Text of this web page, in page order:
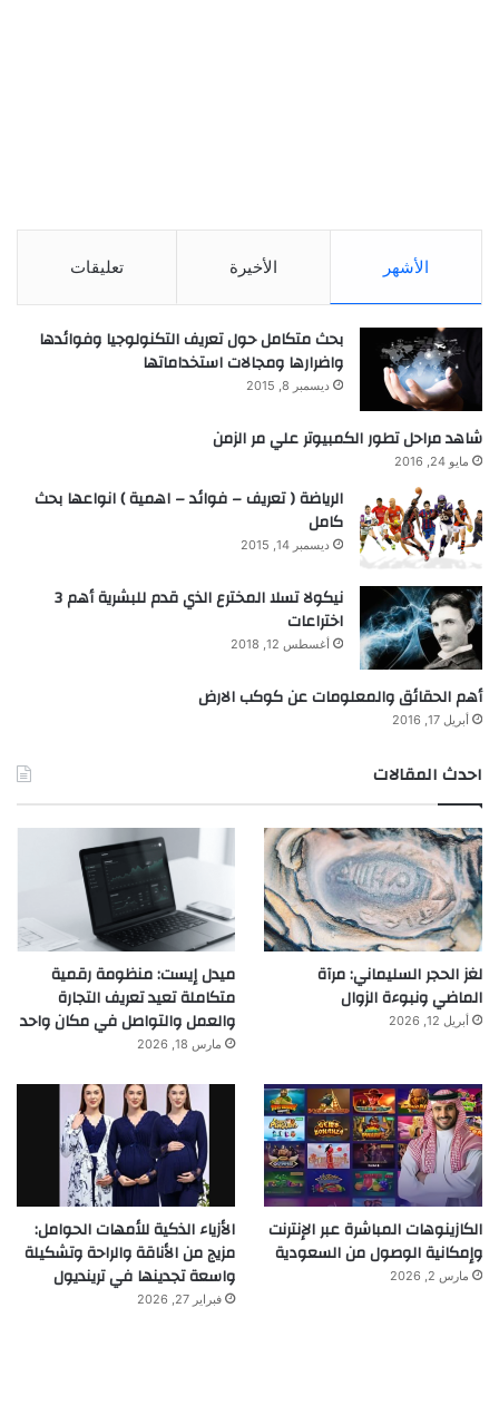
الأشهر الأخيرة تعليقات
بحث متكامل حول تعريف التكنولوجيا وفوائدها
واضرارها ومجالات استخداماتها
ديسمبر 8, 2015
شاهد مراحل تطور الكمبيوتر علي مر الزمن
مايو 24, 2016
الرياضة ( تعريف – فوائد – اهمية ) انواعها بحث
كامل
ديسمبر 14, 2015
نيكولا تسلا المخترع الذي قدم للبشرية أهم 3
اختراعات
أغسطس 12, 2018
أهم الحقائق والمعلومات عن كوكب الارض
أبريل 17, 2016
احدث المقالات
لغز الحجر السليماني: مرآة
الماضي ونبوءة الزوال
أبريل 12, 2026
ميدل إيست: منظومة رقمية
متكاملة تعيد تعريف التجارة
والعمل والتواصل في مكان واحد
مارس 18, 2026
الكازينوهات المباشرة عبر الإنترنت
وإمكانية الوصول من السعودية
مارس 2, 2026
الأزياء الذكية للأمهات الحوامل:
مزيج من الأناقة والراحة وتشكيلة
واسعة تجدينها في ترينديول
فبراير 27, 2026